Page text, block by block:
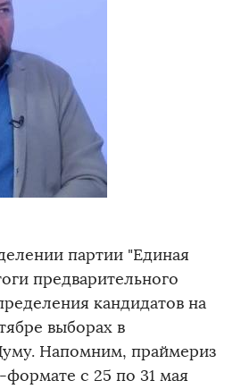
партии "Единая
предварительного
кандидатов на
выборах в
Напомним, праймериз
с 25 по 31 мая